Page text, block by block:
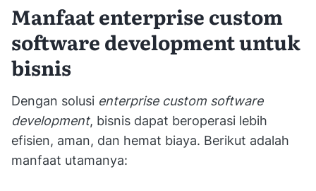
Manfaat enterprise custom
software development untuk
bisnis
Dengan solusi enterprise custom software
development, bisnis dapat beroperasi lebih
efisien, aman, dan hemat biaya. Berikut adalah
manfaat utamanya: